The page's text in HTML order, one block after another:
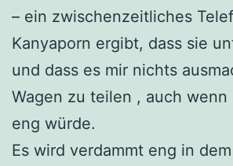
– ein zwischenzeitliches
Kanyaporn ergibt, dass sie
und dass es mir nichts
Wagen zu teilen , auch wenn
eng würde.
Es wird verdammt eng in